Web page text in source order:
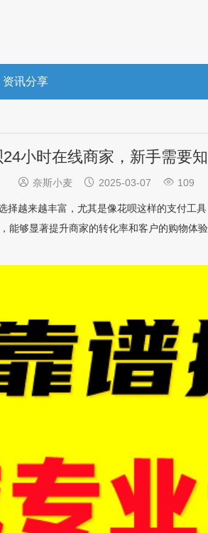
资讯分享
小时在线商家，新手需要
 奈斯小麦  2025-03-07  109
择越来越丰富，尤其是像花呗这样的支付工
能够显著提升商家的转化率和客户的购物体